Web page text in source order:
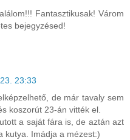
Fantasztikusak! Várom
bejegyzésed!
23:33
de már tavaly sem
koszorút 23-án vitték el.
a saját fára is, de aztán azt
kutya. Imádja a mézest:)